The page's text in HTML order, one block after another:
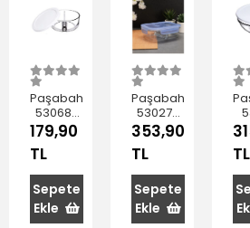
Paşabahçe
530683
Polar İki
Bölmeli
Saklama
Kabı 785
cc
179,90
TL
Sepete
Ekle
Paşabahçe
530276
Bölmeli
Cam
Saklama
Kabı 630
cc
353,90
TL
Sepete
Ekle
TL